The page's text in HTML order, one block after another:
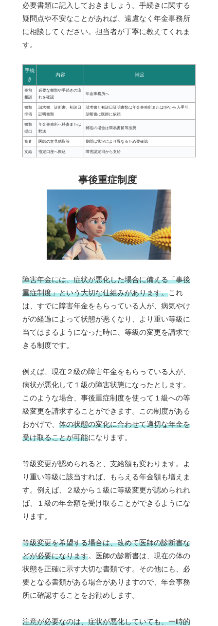
必要書類に記入しておきましょう。手続きに関する
疑問点や不安なことがあれば、遠慮なく年金事務所
に相談してください。担当者が丁寧に教えてくれま
す。
手続
き
内容 補足
事前
相談
必要な書類や手続きの流
れを確認
年金事務所へ
書類
準備
請求書、診断書、初診日
証明書類
請求書と初診日証明書類は年金事務所またはHPから入手可、
診断書は医師に依頼
書類
提出
年金事務所へ持参または
郵送
郵送の場合は簡易書留等推奨
審査 医師の意見聴取等 期間は状況により異なるため要確認
支給 指定口座へ振込 障害認定日から支給
事後重症制度
障害年金には、症状が悪化した場合に備える「事後
重症制度」という大切な仕組みがあります。これ
は、すでに障害年金をもらっている人が、病気やけ
がの経過によって状態が悪くなり、より重い等級に
当てはまるようになった時に、等級の変更を請求で
きる制度です。
例えば、現在２級の障害年金をもらっている人が、
病状が悪化して１級の障害状態になったとします。
このような場合、事後重症制度を使って１級への等
級変更を請求することができます。この制度がある
おかげで、 体の状態の変化に合わせて適切な年金を
受け取ることが可能になります。
等級変更が認められると、支給額も変わります。よ
り重い等級に該当すれば、もらえる年金額も増えま
す。例えば、２級から１級に等級変更が認められれ
ば、１級の年金額を受け取ることができるようにな
ります。
等級変更を希望する場合は、改めて医師の診断書な
どが必要になります。医師の診断書は、現在の体の
状態を正確に示す大切な書類です。その他にも、必
要となる書類がある場合がありますので、年金事務
所に確認することをお勧めします。
注意が必要なのは、症状が悪化していても、一時的